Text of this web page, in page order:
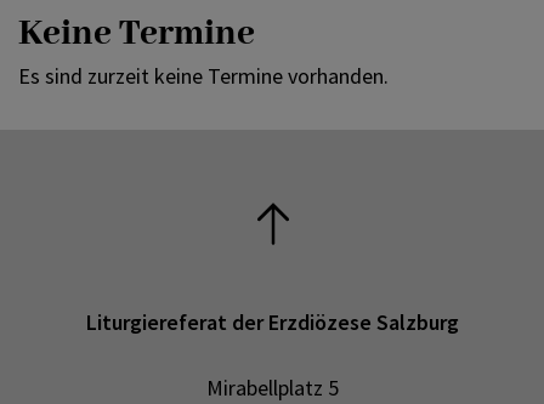
Keine Termine
Es sind zurzeit keine Termine vorhanden.
Liturgiereferat der Erzdiözese Salzburg
Mirabellplatz 5